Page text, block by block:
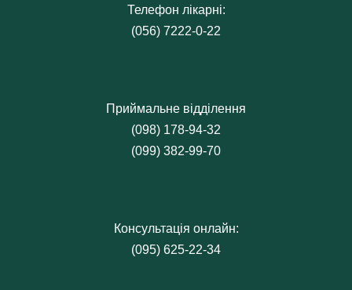
Телефон лікарні:
(056) 7222-0-22
Приймальне відділення
(098) 178-94-32
(099) 382-99-70
Консультація онлайн:
(095) 625-22-34